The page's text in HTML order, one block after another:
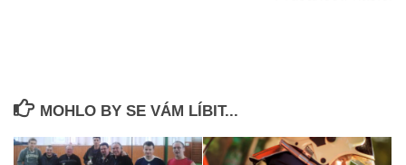
MOHLO BY SE VÁM LÍBIT...